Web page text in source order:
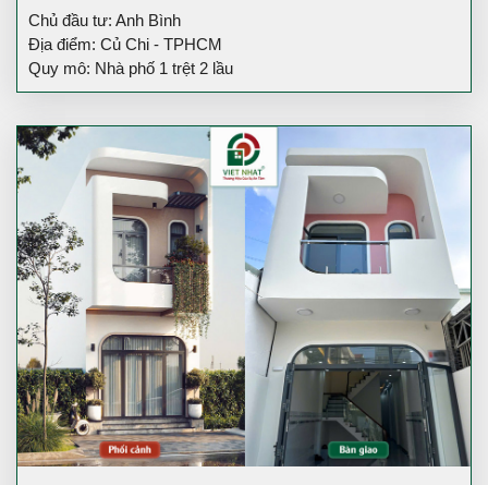
Chủ đầu tư: Anh Bình
Địa điểm: Củ Chi - TPHCM
Quy mô: Nhà phố 1 trệt 2 lầu